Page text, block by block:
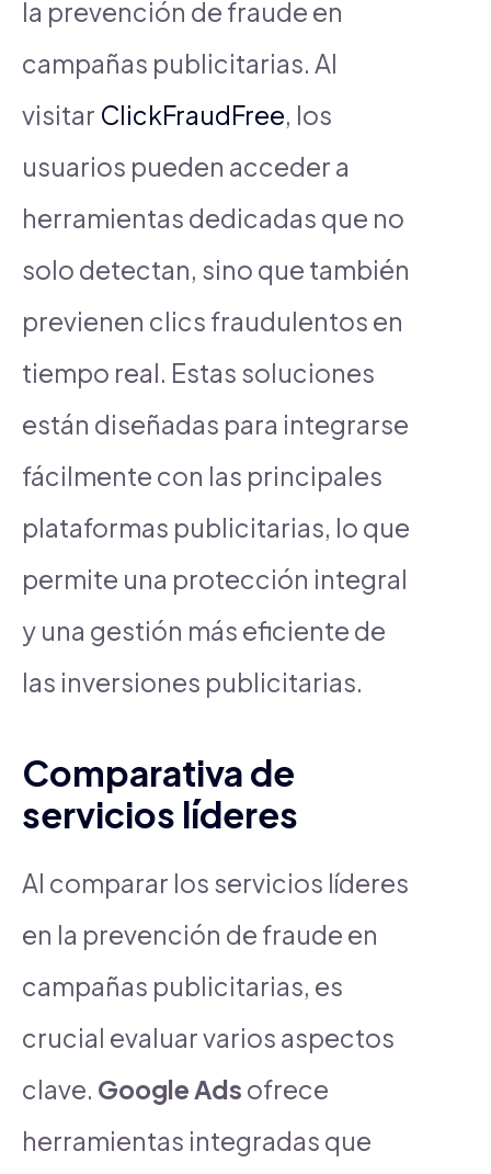
la prevención de fraude en
campañas publicitarias. Al
visitar ClickFraudFree, los
usuarios pueden acceder a
herramientas dedicadas que no
solo detectan, sino que también
previenen clics fraudulentos en
tiempo real. Estas soluciones
están diseñadas para integrarse
fácilmente con las principales
plataformas publicitarias, lo que
permite una protección integral
y una gestión más eficiente de
las inversiones publicitarias.
Comparativa de
servicios líderes
Al comparar los servicios líderes
en la prevención de fraude en
campañas publicitarias, es
crucial evaluar varios aspectos
clave. Google Ads ofrece
herramientas integradas que